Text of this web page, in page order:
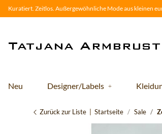
Kuratiert. Zeitlos. Außergewöhnliche Mode aus kleinen
Neu Designer/Labels
Zurück zur Liste Startseite Sale